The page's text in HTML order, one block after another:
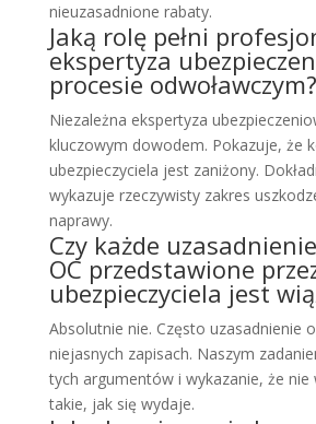
nieuzasadnione rabaty.
Jaką rolę pełni
ekspertyza
procesie odwoławczym?
Niezależna ekspertyza
kluczowym dowodem. Pokazuje, że
ubezpieczyciela jest zaniżony.
wykazuje rzeczywisty zakres
naprawy.
Czy każde
OC przedstawione
ubezpieczyciela jest
Absolutnie nie. Często uzasadnienie
niejasnych zapisach. Naszym
tych argumentów i wykazanie, że
takie, jak się wydaje.